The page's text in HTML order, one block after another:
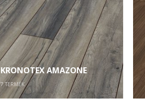
KRONOTEX AMAZONE
7TERMÉK